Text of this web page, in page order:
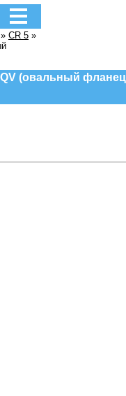
» CR 5 »
(овальный